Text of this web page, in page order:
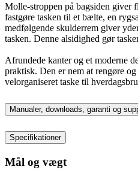
Molle-stroppen på bagsiden giver
fastgøre tasken til et bælte, en
medfølgende skulderrem giver
tasken. Denne alsidighed gør
Afrundede kanter og et moderne
praktisk. Den er nem at rengøre
velorganiseret taske til
Manualer, downloads, garanti og
Specifikationer
Mål og vægt